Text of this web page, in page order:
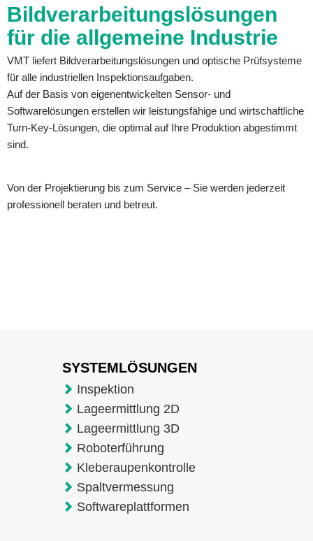
Bildverarbeitungslösungen
für die allgemeine Industrie
VMT liefert Bildverarbeitungslösungen und optische Prüfsysteme
für alle industriellen Inspektionsaufgaben.
Auf der Basis von eigenentwickelten Sensor- und
Softwarelösungen erstellen wir leistungsfähige und wirtschaftliche
Turn-Key-Lösungen, die optimal auf Ihre Produktion abgestimmt
sind.
Von der Projektierung bis zum Service – Sie werden jederzeit
professionell beraten und betreut.
SYSTEMLÖSUNGEN
Inspektion
Lageermittlung 2D
Lageermittlung 3D
Roboterführung
Kleberaupenkontrolle
Spaltvermessung
Softwareplattformen